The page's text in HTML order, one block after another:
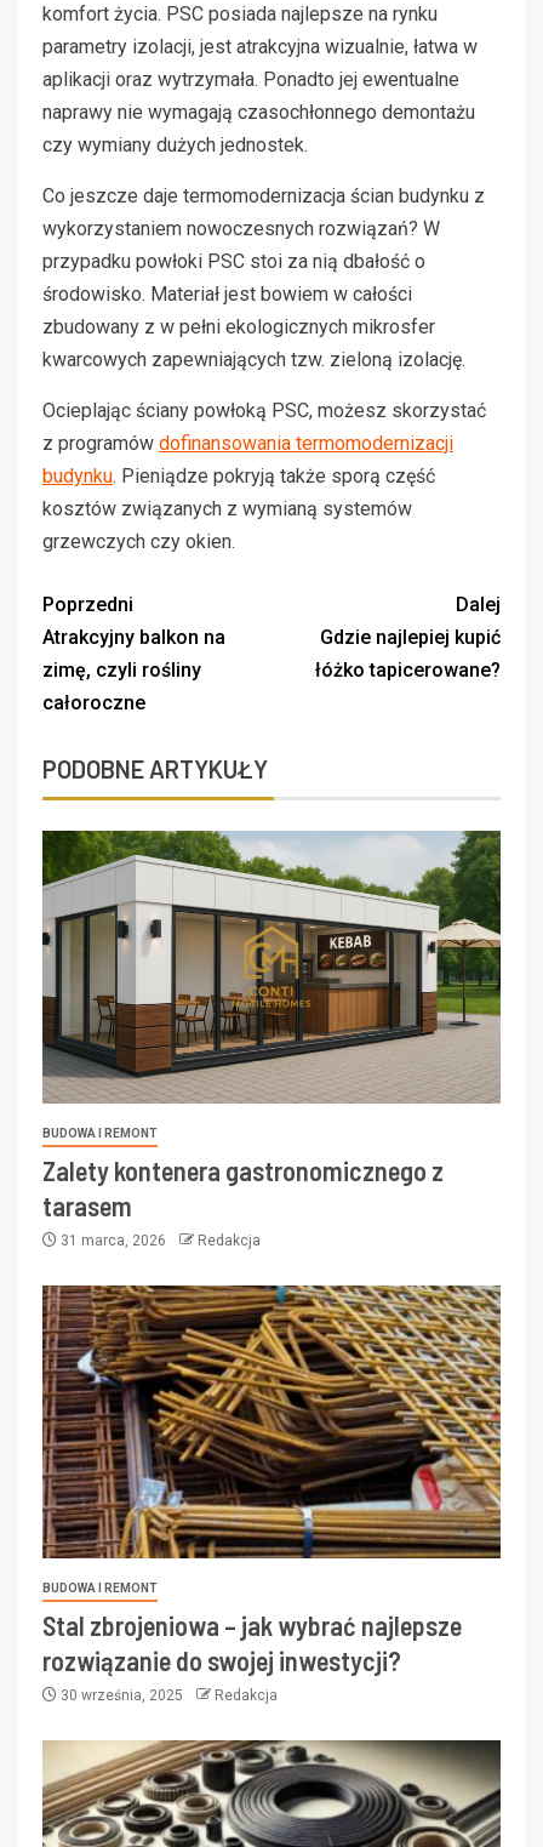
komfort życia. PSC posiada najlepsze na rynku
parametry izolacji, jest atrakcyjna wizualnie, łatwa w
aplikacji oraz wytrzymała. Ponadto jej ewentualne
naprawy nie wymagają czasochłonnego demontażu
czy wymiany dużych jednostek.
Co jeszcze daje termomodernizacja ścian budynku z
wykorzystaniem nowoczesnych rozwiązań? W
przypadku powłoki PSC stoi za nią dbałość o
środowisko. Materiał jest bowiem w całości
zbudowany z w pełni ekologicznych mikrosfer
kwarcowych zapewniających tzw. zieloną izolację.
Ocieplając ściany powłoką PSC, możesz skorzystać
z programów dofinansowania termomodernizacji
budynku. Pieniądze pokryją także sporą część
kosztów związanych z wymianą systemów
grzewczych czy okien.
Poprzedni
Atrakcyjny balkon na
zimę, czyli rośliny
całoroczne
Dalej
Gdzie najlepiej kupić
łóżko tapicerowane?
PODOBNE ARTYKUŁY
BUDOWA I REMONT
Zalety kontenera gastronomicznego z
tarasem
31 marca, 2026 Redakcja
BUDOWA I REMONT
Stal zbrojeniowa – jak wybrać najlepsze
rozwiązanie do swojej inwestycji?
30 września, 2025 Redakcja